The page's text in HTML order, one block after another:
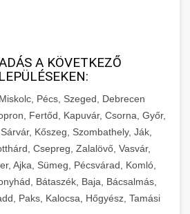
A KÖVETKEZŐ
Pécs, Szeged, Debrecen
Fertőd, Kapuvár, Csorna, Győr,
Kőszeg, Szombathely, Ják,
Csepreg, Zalalövő, Vasvár,
Ajka, Sümeg, Pécsvárad, Komló,
Bátaszék, Baja, Bácsalmás,
Paks, Kalocsa, Hőgyész, Tamási